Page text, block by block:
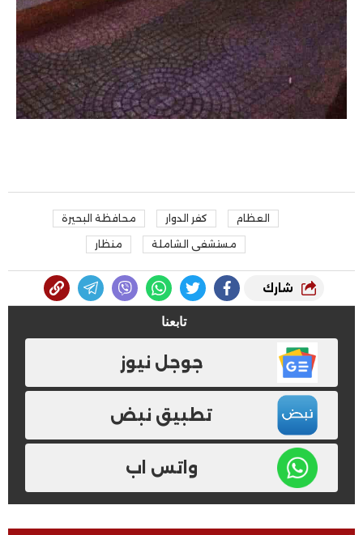
العظام كفر الدوار محافظة البحيرة
مستشفى الشاملة منظار
شارك
تابعنا
جوجل نيوز
تطبيق نبض
واتس اب